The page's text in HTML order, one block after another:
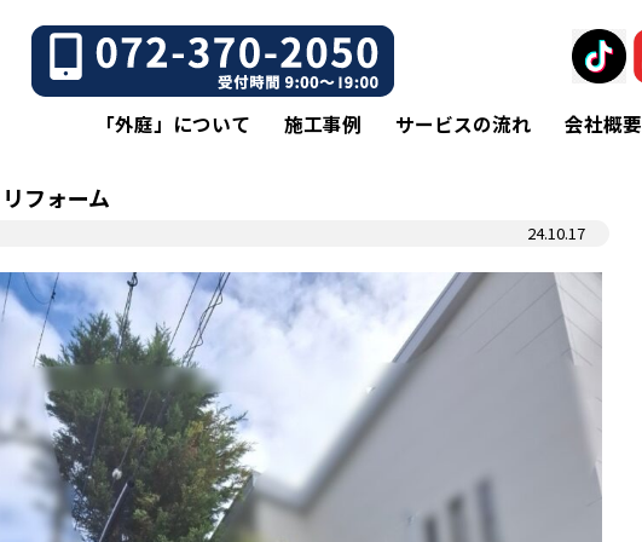
「外庭」について 施工事例 サービスの流れ 会社概要
フォーム
24.10.17